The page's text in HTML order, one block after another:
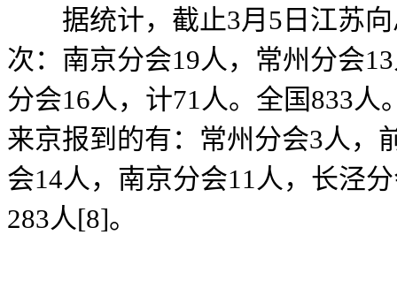
据统计，截止3月5日江苏向
次：南京分会19人，常州分会
分会16人，计71人。全国833
来京报到的有：常州分会3人，
会14人，南京分会11人，长泾
283人[8]。